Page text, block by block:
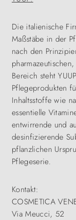
Die italienische
Maßstäbe in der
nach den
Bereich steht
Pflegeprodukten
Inhaltsstoffe wie
essentielle
entwirrende und
desinfizierende
pflanzlichen
Pflegeserie.
Kontakt:
COSMETICA
Via Meucci, 52